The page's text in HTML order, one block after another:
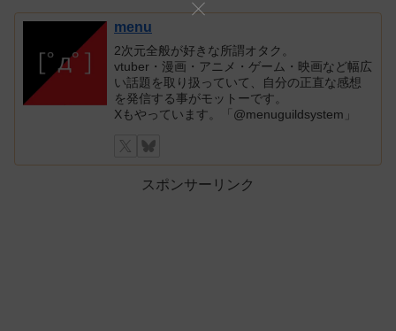
menu
2次元全般が好きな所謂オタク。
vtuber・漫画・アニメ・ゲーム・映画など幅広
い話題を取り扱っていて、自分の正直な感想
を発信する事がモットーです。
Xもやっています。「@menuguildsystem」
スポンサーリンク